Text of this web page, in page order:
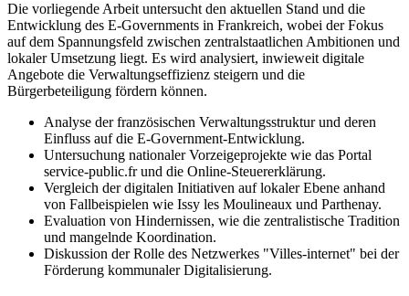
Die vorliegende Arbeit untersucht den aktuellen Stand und die
Entwicklung des E-Governments in Frankreich, wobei der Fokus
auf dem Spannungsfeld zwischen zentralstaatlichen Ambitionen und
lokaler Umsetzung liegt. Es wird analysiert, inwieweit digitale
Angebote die Verwaltungseffizienz steigern und die
Bürgerbeteiligung fördern können.
Analyse der französischen Verwaltungsstruktur und deren
Einfluss auf die E-Government-Entwicklung.
Untersuchung nationaler Vorzeigeprojekte wie das Portal
service-public.fr und die Online-Steuererklärung.
Vergleich der digitalen Initiativen auf lokaler Ebene anhand
von Fallbeispielen wie Issy les Moulineaux und Parthenay.
Evaluation von Hindernissen, wie die zentralistische Tradition
und mangelnde Koordination.
Diskussion der Rolle des Netzwerkes "Villes-internet" bei der
Förderung kommunaler Digitalisierung.